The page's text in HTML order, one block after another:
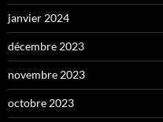
janvier 2024
décembre 2023
novembre 2023
octobre 2023